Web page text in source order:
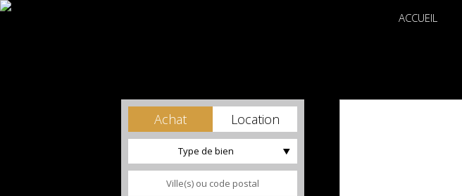
ACCUEIL
Achat Location
Type de bien